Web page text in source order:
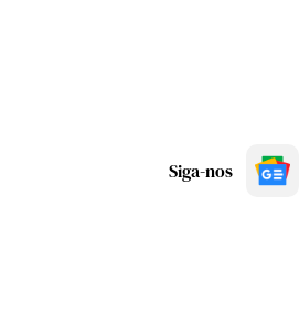
Siga-nos